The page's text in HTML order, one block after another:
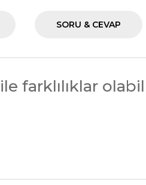
SORU & CEVAP
farklılıklar